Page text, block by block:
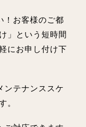
！お客様のご都
」という短時間
にお申し付け下
ンテナンススケ
。